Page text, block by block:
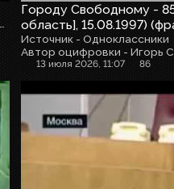
Городу Свободному -
область], 15.08.1997)
Источник - Одноклассники
Автор оцифровки - Игорь
13 июля 2026, 11:07 86